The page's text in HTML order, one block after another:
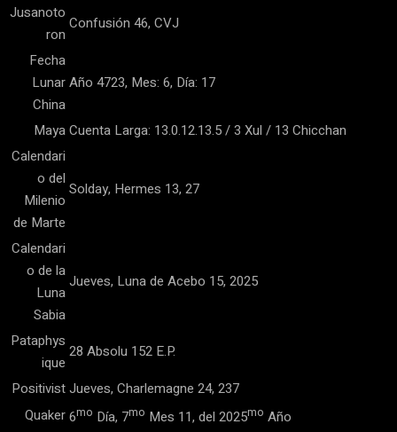
Jusanoto
ron
Confusión 46, CVJ
Fecha
Lunar
China
Año 4723, Mes: 6, Día: 17
MayaCuenta Larga: 13.0.12.13.5 / 3 Xul / 13 Chicchan
Calendari
o del
Milenio
de Marte
Solday, Hermes 13, 27
Calendari
o de la
Luna
Sabia
Jueves, Luna de Acebo 15, 2025
Pataphys
ique
28 Absolu 152 E.P.
PositivistJueves, Charlemagne 24, 237
Quaker6mo Día, 7mo Mes 11, del 2025mo Año